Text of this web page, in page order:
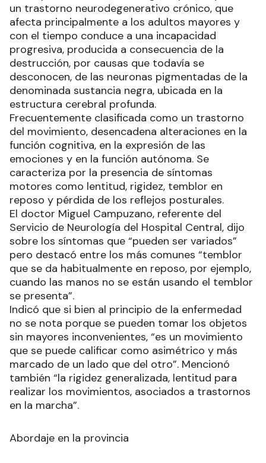
un trastorno neurodegenerativo crónico, que
afecta principalmente a los adultos mayores y
con el tiempo conduce a una incapacidad
progresiva, producida a consecuencia de la
destrucción, por causas que todavía se
desconocen, de las neuronas pigmentadas de la
denominada sustancia negra, ubicada en la
estructura cerebral profunda.
Frecuentemente clasificada como un trastorno
del movimiento, desencadena alteraciones en la
función cognitiva, en la expresión de las
emociones y en la función autónoma. Se
caracteriza por la presencia de síntomas
motores como lentitud, rigidez, temblor en
reposo y pérdida de los reflejos posturales.
El doctor Miguel Campuzano, referente del
Servicio de Neurología del Hospital Central, dijo
sobre los síntomas que “pueden ser variados”
pero destacó entre los más comunes “temblor
que se da habitualmente en reposo, por ejemplo,
cuando las manos no se están usando el temblor
se presenta”.
Indicó que si bien al principio de la enfermedad
no se nota porque se pueden tomar los objetos
sin mayores inconvenientes, “es un movimiento
que se puede calificar como asimétrico y más
marcado de un lado que del otro”. Mencionó
también “la rigidez generalizada, lentitud para
realizar los movimientos, asociados a trastornos
en la marcha”.
Abordaje en la provincia